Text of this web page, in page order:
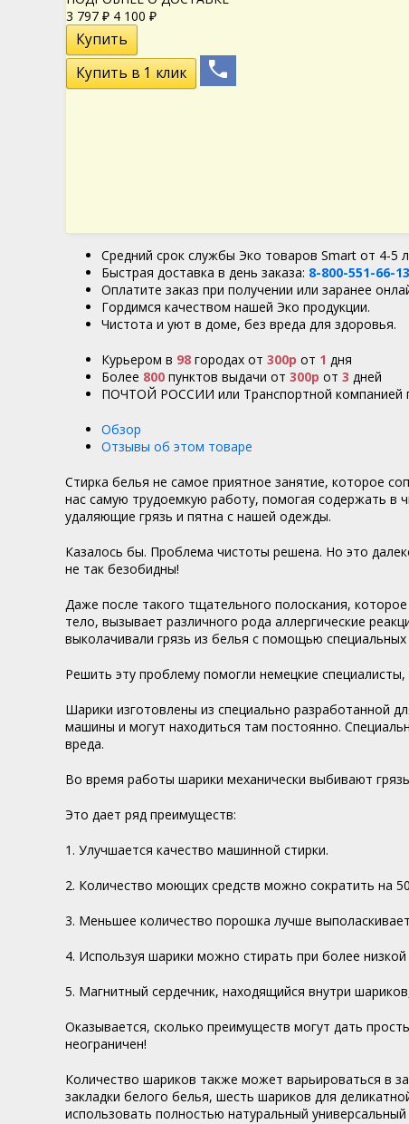
3 797 ₽ 4 100 ₽
Средний срок службы Эко товаров Smart от 4-5
Быстрая доставка в день заказа: 8-800-551-66-13
Оплатите заказ при получении или заранее
Гордимся качеством нашей Эко продукции.
Чистота и уют в доме, без вреда для здоровья.
Курьером в 98 городах от 300р от 1 дня
Более 800 пунктов выдачи от 300р от 3 дней
ПОЧТОЙ РОССИИ или Транспортной компанией
Обзор
Отзывы об этом товаре
Стирка белья не самое приятное занятие, которое
нас самую трудоемкую работу, помогая содержать в
удаляющие грязь и пятна с нашей одежды.
Казалось бы. Проблема чистоты решена. Но это
не так безобидны!
Даже после такого тщательного полоскания,
тело, вызывает различного рода аллергические
выколачивали грязь из белья с помощью
Решить эту проблему помогли немецкие
Шарики изготовлены из специально разработанной
машины и могут находиться там постоянно.
вреда.
Во время работы шарики механически выбивают
Это дает ряд преимуществ:
1. Улучшается качество машинной стирки.
2. Количество моющих средств можно сократить на
3. Меньшее количество порошка лучше
4. Используя шарики можно стирать при более
5. Магнитный сердечник, находящийся внутри
Оказывается, сколько преимуществ могут дать
неограничен!
Количество шариков также может варьироваться в
закладки белого белья, шесть шариков для
использовать полностью натуральный